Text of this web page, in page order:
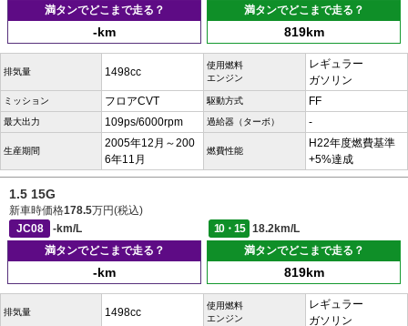
満タンでどこまで走る？
-km
満タンでどこまで走る？
819km
排気量 1498cc
使用燃料
エンジン
レギュラー
ガソリン
ミッション フロアCVT 駆動方式 FF
最大出力 109ps/6000rpm 過給器（ターボ） -
生産期間
2005年12月～200
6年11月
燃費性能
H22年度燃費基準
+5%達成
1.5 15G
新車時価格178.5万円(税込)
JC08
-km/L 10・15
18.2km/L
満タンでどこまで走る？
-km
満タンでどこまで走る？
819km
排気量 1498cc
使用燃料
エンジン
レギュラー
ガソリン